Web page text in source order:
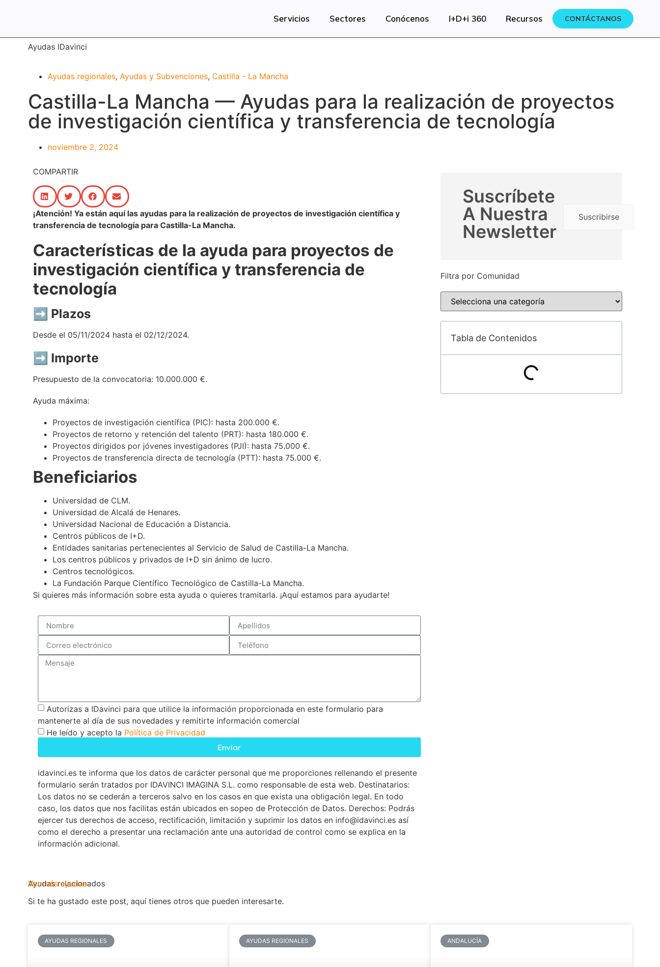
Servicios Sectores Conócenos I+D+i 360 Recursos CONTÁCTANOS
Ayudas IDavinci
Ayudas regionales, Ayudas y Subvenciones, Castilla - La Mancha
Castilla-La Mancha — Ayudas para la realización de proyectos
de investigación científica y transferencia de tecnología
noviembre 2, 2024
COMPARTIR
¡Atención! Ya están aquí las ayudas para la realización de proyectos de investigación científica y
transferencia de tecnología para Castilla-La Mancha.
Características de la ayuda para proyectos de
investigación científica y transferencia de
tecnología
➡️ Plazos
Desde el 05/11/2024 hasta el 02/12/2024.
➡️ Importe
Presupuesto de la convocatoria: 10.000.000 €.
Ayuda máxima:
Proyectos de investigación científica (PIC): hasta 200.000 €.
Proyectos de retorno y retención del talento (PRT): hasta 180.000 €.
Proyectos dirigidos por jóvenes investigadores (PJI): hasta 75.000 €.
Proyectos de transferencia directa de tecnología (PTT): hasta 75.000 €.
Beneficiarios
Universidad de CLM.
Universidad de Alcalá de Henares.
Universidad Nacional de Educación a Distancia.
Centros públicos de I+D.
Entidades sanitarias pertenecientes al Servicio de Salud de Castilla-La Mancha.
Los centros públicos y privados de I+D sin ánimo de lucro.
Centros tecnológicos.
La Fundación Parque Científico Tecnológico de Castilla-La Mancha.
Si quieres más información sobre esta ayuda o quieres tramitarla. ¡Aquí estamos para ayudarte!
Autorizas a IDavinci para que utilice la información proporcionada en este formulario para
mantenerte al día de sus novedades y remitirte información comercial
He leído y acepto la Política de Privacidad
Enviar
idavinci.es te informa que los datos de carácter personal que me proporciones rellenando el presente
formulario serán tratados por IDAVINCI IMAGINA S.L. como responsable de esta web. Destinatarios:
Los datos no se cederán a terceros salvo en los casos en que exista una obligación legal. En todo
caso, los datos que nos facilitas están ubicados en sopeo de Protección de Datos. Derechos: Podrás
ejercer tus derechos de acceso, rectificación, limitación y suprimir los datos en info@idavinci.es así
como el derecho a presentar una reclamación ante una autoridad de control como se explica en la
información adicional.
Suscríbete
A Nuestra
Newsletter
Suscribirse
Filtra por Comunidad
Tabla de Contenidos
Ayudas relacionados
Ver más ayudas
Si te ha gustado este post, aquí tienes otros que pueden interesarte.
AYUDAS REGIONALES AYUDAS REGIONALES ANDALUCÍA